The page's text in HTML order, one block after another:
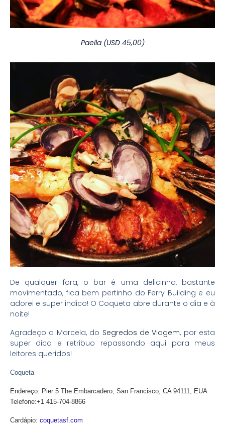
Paella (USD 45,00)
De qualquer fora, o bar é uma delicinha, bastante
movimentado, fica bem pertinho do Ferry Building e eu
adorei e super indico! O Coqueta abre durante o dia e à
noite!
Agradeço a Marcela, do Segredos de Viagem, por esta
super dica e retribuo repassando aqui para meus
leitores queridos!
Coqueta
Endereço: Pier 5 The Embarcadero, San Francisco, CA 94111, EUA
Telefone:+1 415-704-8866
Cardápio: coquetasf.com